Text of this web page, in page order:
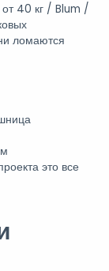
от 40 кг / Blum /
ломаются
это все